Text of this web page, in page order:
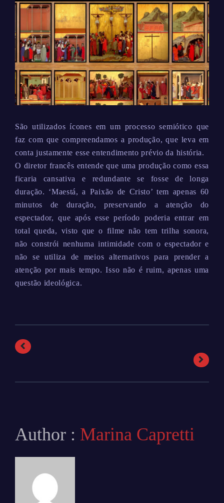
São utilizados ícones em um processo semiótico que
faz com que compreendamos a produção, que leva em
conta justamente esse entendimento prévio da história.
O diretor francês entende que uma produção como essa
ficaria cansativa e redundante se fosse de longa
duração. ‘Maestá, a Paixão de Cristo’ tem apenas 60
minutos de duração, preservando a atenção do
espectador, que após esse período poderia entrar em
total queda, visto que o filme não tem trilha sonora,
não constrói nenhuma intimidade com o espectador e
não se utiliza de meios alternativos para prender a
atenção por mais tempo. Isso não é ruim, apenas uma
questão ideológica.
Author : Marina Capretti